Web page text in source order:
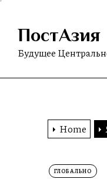
Skip
content
ПостАзия
Будущее
Home
ГЛОБАЛЬНО